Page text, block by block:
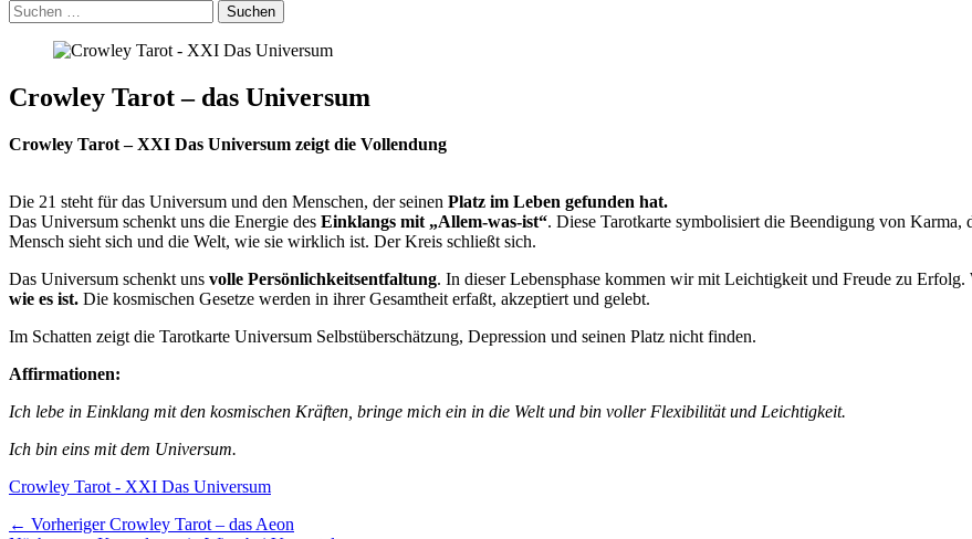
Suchen
Suchen
nach:
Crowley Tarot – das Universum
Crowley Tarot – XXI Das Universum zeigt die Vollendung
Die 21 steht für das Universum und den Menschen, der seinen Platz im Leben gefunden hat.
Das Universum schenkt uns die Energie des Einklangs mit „Allem-was-ist“. Diese Tarotkarte symbolisiert die Beendigung von Karma,
Mensch sieht sich und die Welt, wie sie wirklich ist. Der Kreis schließt sich.
Das Universum schenkt uns volle Persönlichkeitsentfaltung. In dieser Lebensphase kommen wir mit Leichtigkeit und Freude zu Erfolg.
wie es ist. Die kosmischen Gesetze werden in ihrer Gesamtheit erfaßt, akzeptiert und gelebt.
Im Schatten zeigt die Tarotkarte Universum Selbstüberschätzung, Depression und seinen Platz nicht finden.
Affirmationen:
Ich lebe in Einklang mit den kosmischen Kräften, bringe mich ein in die Welt und bin voller Flexibilität und Leichtigkeit.
Ich bin eins mit dem Universum.
Schlagworte
Crowley Tarot - XXI Das Universum
Beitragsnavigation
← Vorheriger Vorheriger
Crowley Tarot – das Aeon